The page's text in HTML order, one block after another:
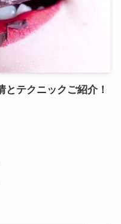
テクニックご紹介！